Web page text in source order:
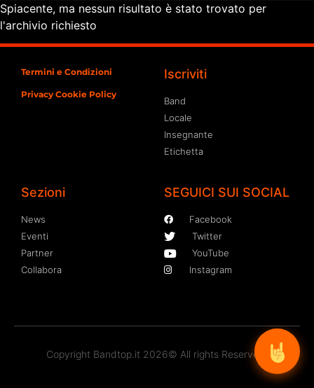
Spiacente, ma nessun risultato è stato trovato per
l'archivio richiesto
Termini e Condizioni
Privacy Cookie Policy
Iscriviti
Band
Locale
Insegnante
Etichetta
Sezioni
News
Eventi
Partner
Collabora
SEGUICI SUI SOCIAL
Facebook
Twitter
YouTube
Instagram
Copyright Bandtop.it 2026© All rights Reserved.